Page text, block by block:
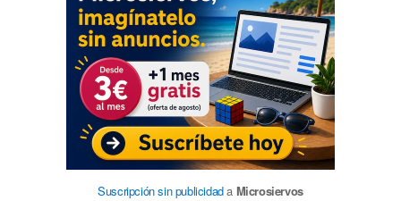
Suscripción sin publicidada Microsiervos